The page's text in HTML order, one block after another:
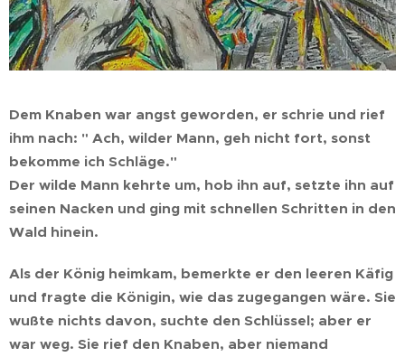
Dem Knaben war angst geworden, er schrie und rief
ihm nach: " Ach, wilder Mann, geh nicht fort, sonst
bekomme ich Schläge."
Der wilde Mann kehrte um, hob ihn auf, setzte ihn auf
seinen Nacken und ging mit schnellen Schritten in den
Wald hinein.
Als der König heimkam, bemerkte er den leeren Käfig
und fragte die Königin, wie das zugegangen wäre. Sie
wußte nichts davon, suchte den Schlüssel; aber er
war weg. Sie rief den Knaben, aber niemand